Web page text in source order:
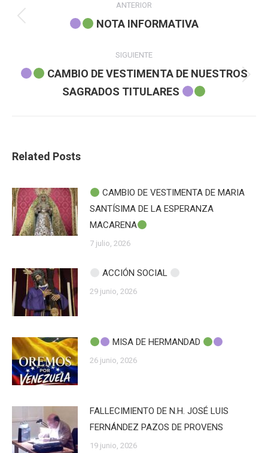
entre
ANTERIOR
Publicación
NOTA INFORMATIVA
SIGUIENTE
siguiente:
CAMBIO DE VESTIMENTA DE NUESTROS
SAGRADOS TITULARES
Related Posts
CAMBIO DE VESTIMENTA DE MARIA
SANTÍSIMA DE LA ESPERANZA
MACARENA
7 julio, 2026
ACCIÓN SOCIAL
29 junio, 2026
MISA DE HERMANDAD
26 junio, 2026
FALLECIMIENTO DE N.H. JOSÉ LUIS
FERNÁNDEZ PAZOS DE PROVENS
19 junio, 2026